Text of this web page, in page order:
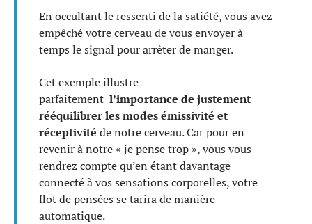
En occultant le ressenti de la satiété, vous avez
empêché votre cerveau de vous envoyer à
temps le signal pour arrêter de manger.
Cet exemple illustre
parfaitement l’importance de justement
rééquilibrer les modes émissivité et
réceptivité de notre cerveau. Car pour en
revenir à notre « je pense trop », vous vous
rendrez compte qu’en étant davantage
connecté à vos sensations corporelles, votre
flot de pensées se tarira de manière
automatique.